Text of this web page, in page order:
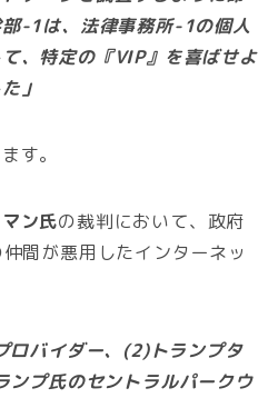
-1は、法律事務所-1の個人
、特定の『VIP』を喜ばせよ
」
す。
ン氏の裁判において、政府
間が悪用したインターネッ
ロバイダー、(2)トランプタ
ンプ氏のセントラルパークウ